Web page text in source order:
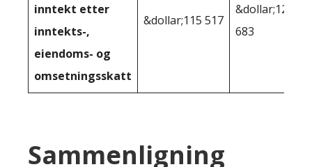
inntekt etter
inntekts-,
eiendoms- og
omsetningsskatt
&dollar;115 517
&dollar;120
683
Sammenligning